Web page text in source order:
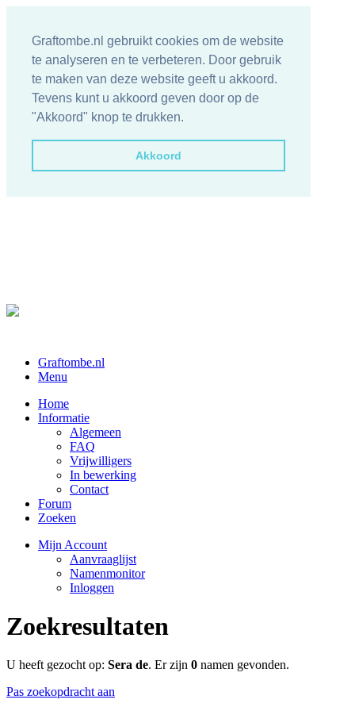
Graftombe.nl gebruikt cookies om de website
te analyseren en te verbeteren. Door gebruik
te maken van deze website geeft u akkoord.
Tevens kunt u akkoord geven door op de
"Akkoord" knop te drukken.
Akkoord
Graftombe.nl
Menu
Home
Informatie
Algemeen
FAQ
Vrijwilligers
In bewerking
Contact
Forum
Zoeken
Mijn Account
Aanvraaglijst
Namenmonitor
Inloggen
Zoekresultaten
U heeft gezocht op: Sera de. Er zijn 0 namen gevonden.
Pas zoekopdracht aan